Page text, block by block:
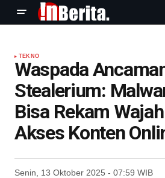
TEKNO
Waspada
Stealerium:
Bisa Rekam
Akses Konten
Senin, 13 Oktober 2025 - 07:59 WIB